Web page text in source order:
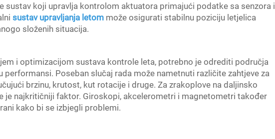
sustav koji upravlja kontrolom aktuatora primajući podatke sa senzora i
sustav upravljanja letom može osigurati stabilnu poziciju letjelica
složenih situacija.
i optimizacijom sustava kontrole leta, potrebno je odrediti područja
performansi. Poseban slučaj rada može nametnuti različite zahtjeve za
brzinu, krutost, kut rotacije i druge. Za zrakoplove na daljinsko
je najkritičniji faktor. Giroskopi, akcelerometri i magnetometri također
kako bi se izbjegli problemi.